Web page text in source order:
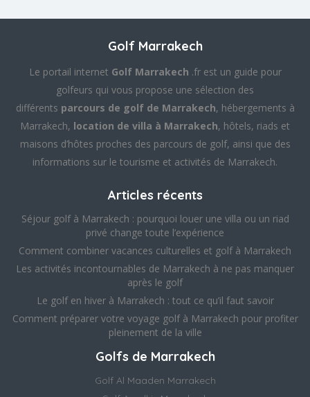
Golf Marrakech
Le portail internet Golf Marrakech .fr est un guide pour
golfeurs qui vous propose une sélection des
différents parcours de golf de Marrakech, hébergements à
Marrakech, location de villa à Marrakech, hôtels, riads et
maisons d’hôtes proches des parcours de golf, ainsi que des
informations sur le tourisme et activités de Marrakech.
Articles récents
Séjour golf à Marrakech : pourquoi louer une villa ou un riad
privé change toute l’expérience
Comment combiner vacances culturelles et golf à Marrakech
Les activités incontournables de Marrakech à ne pas manquer
après le golf
Le golf en hiver à Marrakech : tout ce qu’il faut savoir
Comment préparer votre voyage golf à Marrakech pour profiter
pleinement de la ville
Golfs de Marrakech
Golf Al Maaden Marrakech